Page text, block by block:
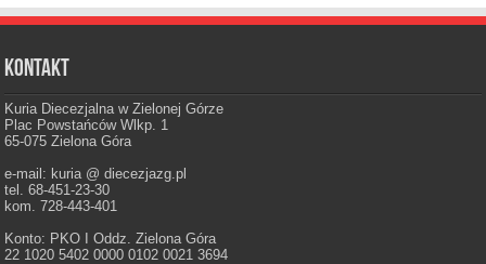
Kontakt
Kuria Diecezjalna w Zielonej Górze
Plac Powstańców Wlkp. 1
65-075 Zielona Góra
e-mail: kuria @ diecezjazg.pl
tel. 68-451-23-30
kom. 728-443-401
Konto: PKO I Oddz. Zielona Góra
22 1020 5402 0000 0102 0021 3694